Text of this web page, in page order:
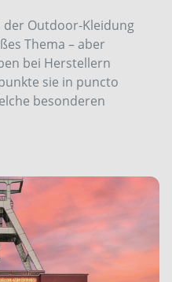
der Outdoor-Kleidung
Thema – aber
bei Herstellern
sie in puncto
besonderen